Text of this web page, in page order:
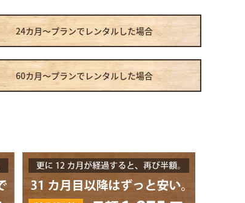
24カ月～プランでレンタルした場合
60カ月～プランでレンタルした場合